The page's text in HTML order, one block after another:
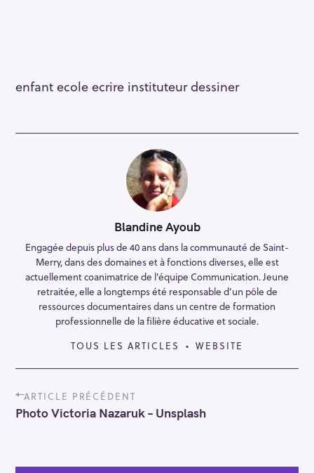
enfant ecole ecrire instituteur dessiner
Blandine Ayoub
Engagée depuis plus de 40 ans dans la communauté de Saint-
Merry, dans des domaines et à fonctions diverses, elle est
actuellement coanimatrice de l'équipe Communication. Jeune
retraitée, elle a longtemps été responsable d’un pôle de
ressources documentaires dans un centre de formation
professionnelle de la filière éducative et sociale.
TOUS LES ARTICLES
WEBSITE
P
o
s
a
ARTICLE PRÉCÉDENT
Photo Victoria Nazaruk – Unsplash